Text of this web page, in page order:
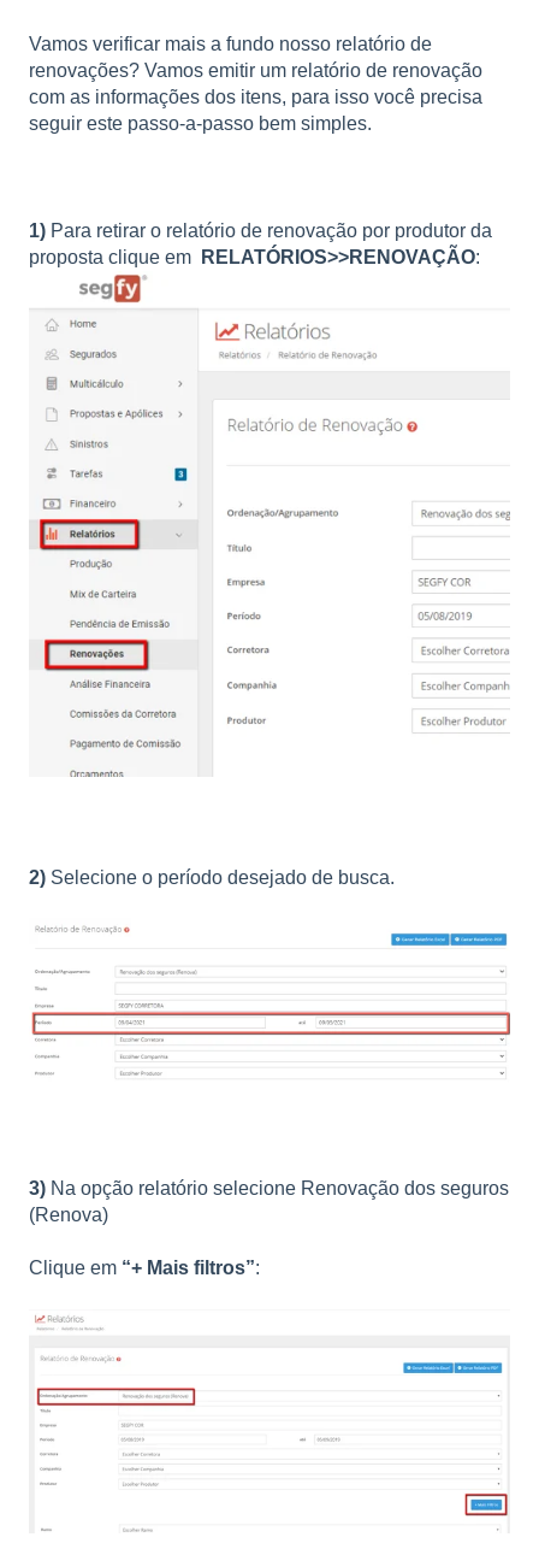
Vamos verificar mais a fundo nosso relatório de
renovações? Vamos emitir um relatório de renovação
com as informações dos itens, para isso você precisa
seguir este passo-a-passo bem simples.
1) Para retirar o relatório de renovação por produtor da
proposta clique em
RELATÓRIOS>>RENOVAÇÃO:
2) Selecione o período desejado de busca.
3) Na opção relatório selecione Renovação dos seguros
(Renova)
Clique em “+ Mais filtros”: